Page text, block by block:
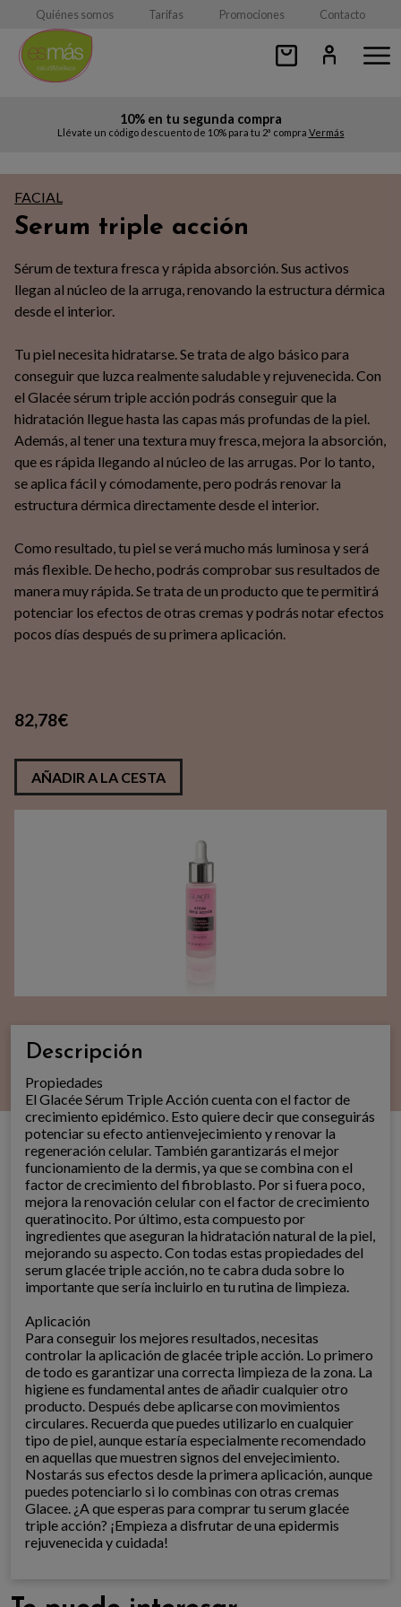
Quiénes somos Tarifas Promociones Contacto
10% en tu segunda compra
Llévate un código descuento de 10% para tu 2ª compra Vermás
FACIAL
Serum triple acción
Sérum de textura fresca y rápida absorción. Sus activos
llegan al núcleo de la arruga, renovando la estructura dérmica
desde el interior.
Tu piel necesita hidratarse. Se trata de algo básico para
conseguir que luzca realmente saludable y rejuvenecida. Con
el Glacée sérum triple acción podrás conseguir que la
hidratación llegue hasta las capas más profundas de la piel.
Además, al tener una textura muy fresca, mejora la absorción,
que es rápida llegando al núcleo de las arrugas. Por lo tanto,
se aplica fácil y cómodamente, pero podrás renovar la
estructura dérmica directamente desde el interior.
Como resultado, tu piel se verá mucho más luminosa y será
más flexible. De hecho, podrás comprobar sus resultados de
manera muy rápida. Se trata de un producto que te permitirá
potenciar los efectos de otras cremas y podrás notar efectos
pocos días después de su primera aplicación.
82,78€
AÑADIR A LA CESTA
Descripción
Propiedades
El Glacée Sérum Triple Acción cuenta con el factor de
crecimiento epidémico. Esto quiere decir que conseguirás
potenciar su efecto antienvejecimiento y renovar la
regeneración celular. También garantizarás el mejor
funcionamiento de la dermis, ya que se combina con el
factor de crecimiento del fibroblasto. Por si fuera poco,
mejora la renovación celular con el factor de crecimiento
queratinocito. Por último, esta compuesto por
ingredientes que aseguran la hidratación natural de la piel,
mejorando su aspecto. Con todas estas propiedades del
serum glacée triple acción, no te cabra duda sobre lo
importante que sería incluirlo en tu rutina de limpieza.
Aplicación
Para conseguir los mejores resultados, necesitas
controlar la aplicación de glacée triple acción. Lo primero
de todo es garantizar una correcta limpieza de la zona. La
higiene es fundamental antes de añadir cualquier otro
producto. Después debe aplicarse con movimientos
circulares. Recuerda que puedes utilizarlo en cualquier
tipo de piel, aunque estaría especialmente recomendado
en aquellas que muestren signos del envejecimiento.
Nostarás sus efectos desde la primera aplicación, aunque
puedes potenciarlo si lo combinas con otras cremas
Glacee. ¿A que esperas para comprar tu serum glacée
triple acción? ¡Empieza a disfrutar de una epidermis
rejuvenecida y cuidada!